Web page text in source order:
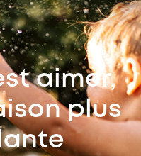
aimer,
plus